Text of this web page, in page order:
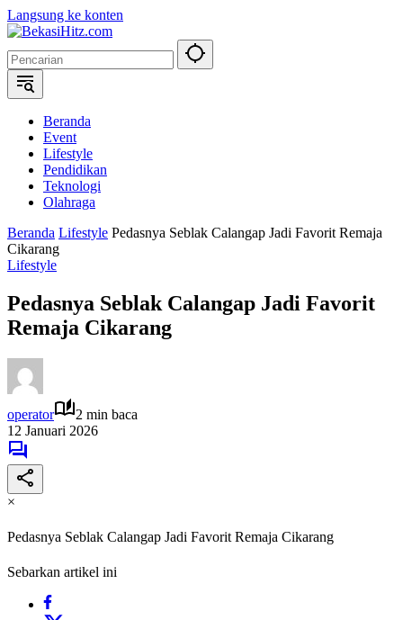
Langsung ke konten
Beranda
Event
Lifestyle
Pendidikan
Teknologi
Olahraga
Beranda Lifestyle Pedasnya Seblak Calangap Jadi Favorit Remaja
Cikarang
Lifestyle
Pedasnya Seblak Calangap Jadi Favorit
Remaja Cikarang
operator
2 min baca
12 Januari 2026
×
Pedasnya Seblak Calangap Jadi Favorit Remaja Cikarang
Sebarkan artikel ini